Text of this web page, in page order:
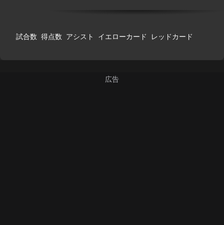
試合数 得点数 アシスト イエローカード レッドカード